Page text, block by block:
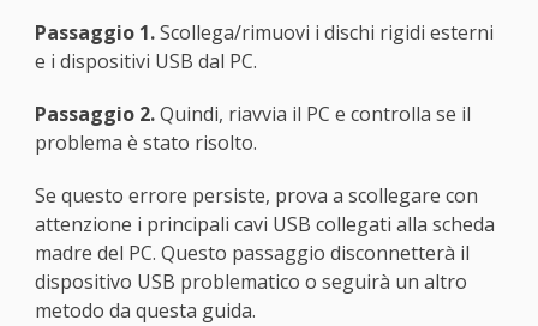
Passaggio 1.Scollega/rimuovi i dischi rigidi esterni
e i dispositivi USB dal PC.
Passaggio 2.Quindi, riavvia il PC e controlla se il
problema è stato risolto.
Se questo errore persiste, prova a scollegare con
attenzione i principali cavi USB collegati alla scheda
madre del PC. Questo passaggio disconnetterà il
dispositivo USB problematico o seguirà un altro
metodo da questa guida.